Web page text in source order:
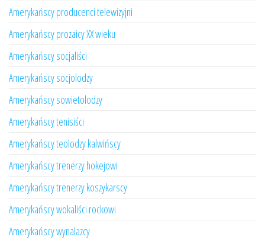
Amerykańscy producenci telewizyjni
Amerykańscy prozaicy XX wieku
Amerykańscy socjaliści
Amerykańscy socjolodzy
Amerykańscy sowietolodzy
Amerykańscy tenisiści
Amerykańscy teolodzy kalwińscy
Amerykańscy trenerzy hokejowi
Amerykańscy trenerzy koszykarscy
Amerykańscy wokaliści rockowi
Amerykańscy wynalazcy